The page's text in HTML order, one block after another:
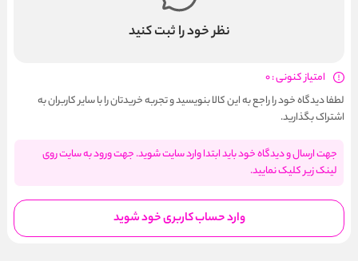
نظر خود را ثبت کنید
امتیاز کنونی : 0
لطفا دیدگاه خود را راجع به این کالا بنویسید و تجربه خریدتان را با سایر کاربران به
اشتراک بگذارید.
جهت ارسال و دیدگاه خود باید ابتدا وارد سایت شوید. جهت ورود به سایت روی
لینک زیر کلیک نمایید.
وارد حساب کاربری خود شوید